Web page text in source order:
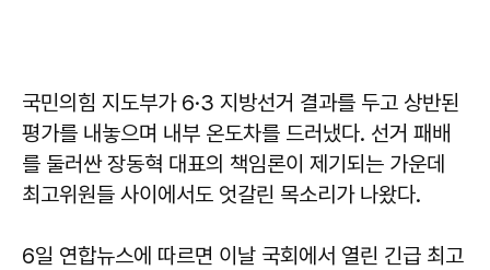
국민의힘 지도부가 6·3 지방선거 결과를 두고 상반된
평가를 내놓으며 내부 온도차를 드러냈다. 선거 패배
를 둘러싼 장동혁 대표의 책임론이 제기되는 가운데
최고위원들 사이에서도 엇갈린 목소리가 나왔다.
6일 연합뉴스에 따르면 이날 국회에서 열린 긴급 최고